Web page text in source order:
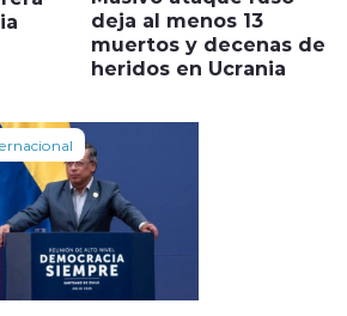
deja al menos 13
muertos y decenas de
heridos en Ucrania